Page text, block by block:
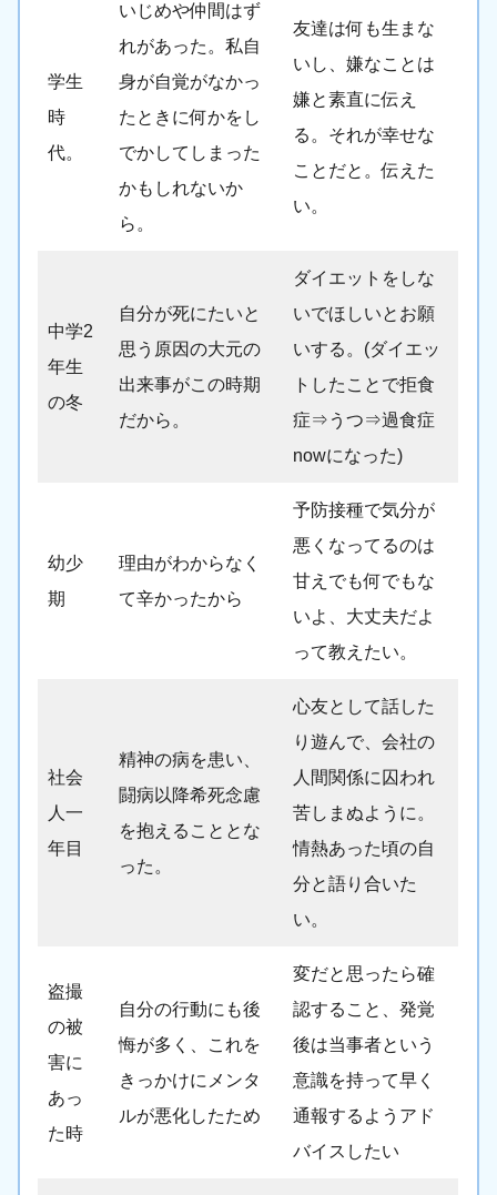
学生
時
代。
いじめや仲間はず
れがあった。私自
身が自覚がなかっ
たときに何かをし
でかしてしまった
かもしれないか
ら。
友達は何も生まな
いし、嫌なことは
嫌と素直に伝え
る。それが幸せな
ことだと。伝えた
い。
中学2
年生
の冬
自分が死にたいと
思う原因の大元の
出来事がこの時期
だから。
ダイエットをしな
いでほしいとお願
いする。(ダイエッ
トしたことで拒食
症⇒うつ⇒過食症
nowになった)
幼少
期
理由がわからなく
て辛かったから
予防接種で気分が
悪くなってるのは
甘えでも何でもな
いよ、大丈夫だよ
って教えたい。
社会
人一
年目
精神の病を患い、
闘病以降希死念慮
を抱えることとな
った。
心友として話した
り遊んで、会社の
人間関係に囚われ
苦しまぬように。
情熱あった頃の自
分と語り合いた
い。
盗撮
の被
害に
あっ
た時
自分の行動にも後
悔が多く、これを
きっかけにメンタ
ルが悪化したため
変だと思ったら確
認すること、発覚
後は当事者という
意識を持って早く
通報するようアド
バイスしたい